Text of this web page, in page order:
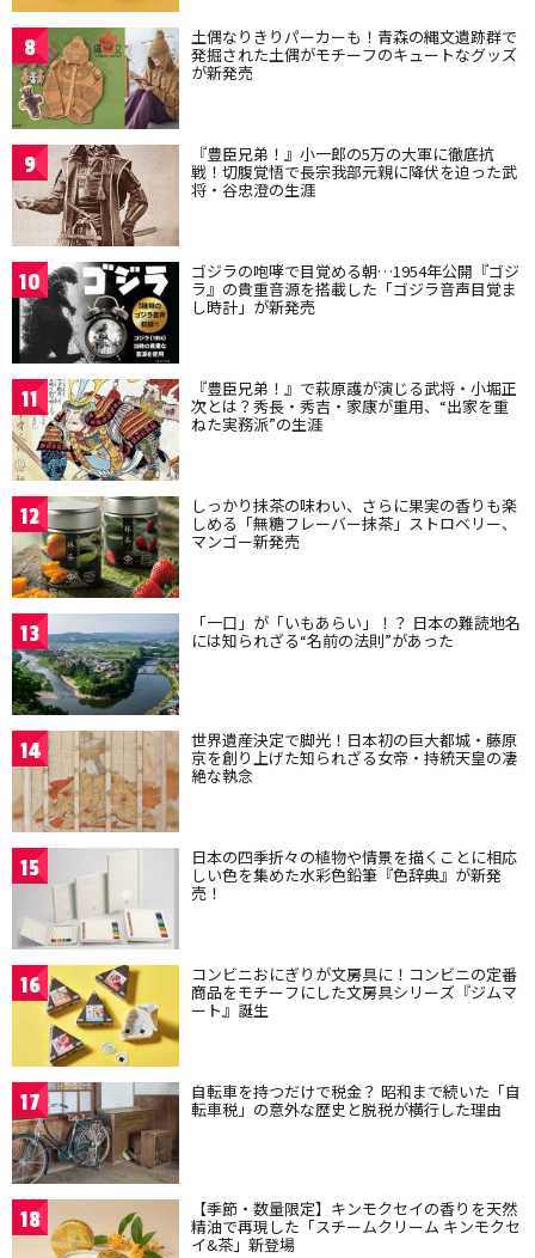
8 土偶なりきりパーカーも！青森の縄文遺跡群で
発掘された土偶がモチーフのキュートなグッズ
が新発売
9 『豊臣兄弟！』小一郎の5万の大軍に徹底抗
戦！切腹覚悟で長宗我部元親に降伏を迫った武
将・谷忠澄の生涯
10 ゴジラの咆哮で目覚める朝…1954年公開『ゴジ
ラ』の貴重音源を搭載した「ゴジラ音声目覚ま
し時計」が新発売
11 『豊臣兄弟！』で萩原護が演じる武将・小堀正
次とは？秀長・秀吉・家康が重用、“出家を重
ねた実務派”の生涯
12 しっかり抹茶の味わい、さらに果実の香りも楽
しめる「無糖フレーバー抹茶」ストロベリー、
マンゴー新発売
13 「一口」が「いもあらい」！？ 日本の難読地名
には知られざる“名前の法則”があった
14 世界遺産決定で脚光！日本初の巨大都城・藤原
京を創り上げた知られざる女帝・持統天皇の凄
絶な執念
15 日本の四季折々の植物や情景を描くことに相応
しい色を集めた水彩色鉛筆『色辞典』が新発
売！
16 コンビニおにぎりが文房具に！コンビニの定番
商品をモチーフにした文房具シリーズ『ジムマ
ート』誕生
17 自転車を持つだけで税金？ 昭和まで続いた「自
転車税」の意外な歴史と脱税が横行した理由
18 【季節・数量限定】キンモクセイの香りを天然
精油で再現した「スチームクリーム キンモクセ
イ&茶」新登場